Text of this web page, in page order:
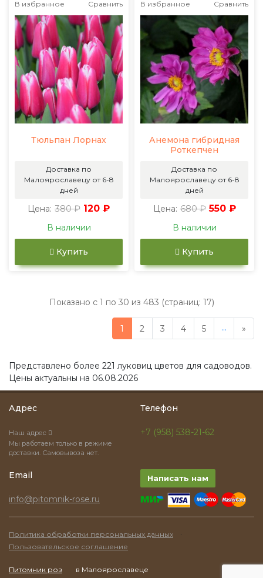
В избранное Сравнить
Тюльпан Лорнах
Доставка по
Малоярославецу от 6-8
дней
Цена: 380 ₽ 120 ₽
В наличии
Купить
В избранное Сравнить
Анемона гибридная
Роткепчен
Доставка по
Малоярославецу от 6-8
дней
Цена: 680 ₽ 550 ₽
В наличии
Купить
Показано с 1 по 30 из 483 (страниц: 17)
1 2 3 4 5 ... »
Представлено более 221 луковиц цветов для садоводов.
Цены актуальны на 06.08.2026
Адрес
Наш адрес
Мы работаем только в режиме
доставки. Самовывоза нет.
Телефон
+7 (958) 538-21-62
Email
info@pitomnik-rose.ru
Написать нам
Политика обработки персональных данных ·
Пользовательское соглашение
Питомник роз в Малоярославеце